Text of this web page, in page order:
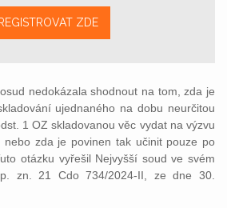
REGISTROVAT ZDE
nedokázala shodnout na tom, zda je
ujednaného na dobu neurčitou
1 OZ skladovanou věc vydat na výzvu
nebo zda je povinen tak učinit pouze po
otázku vyřešil Nejvyšší soud ve svém
zn. 21 Cdo 734/2024-II, ze dne 30.